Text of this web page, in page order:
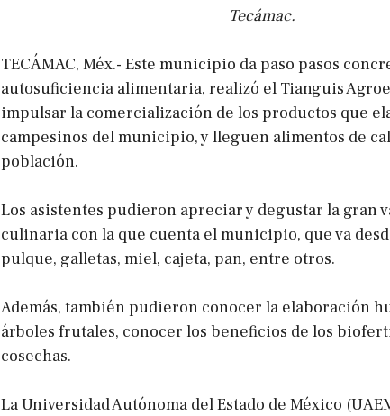
Tecámac.
TECÁMAC, Méx.- Este municipio da paso pasos
autosuficiencia alimentaria, realizó el Tianguis
impulsar la comercialización de los productos que
campesinos del municipio, y lleguen alimentos de
población.
Los asistentes pudieron apreciar y degustar la gran
culinaria con la que cuenta el municipio, que va
pulque, galletas, miel, cajeta, pan, entre otros.
Además, también pudieron conocer la elaboración
árboles frutales, conocer los beneficios de los
cosechas.
La Universidad Autónoma del Estado de México